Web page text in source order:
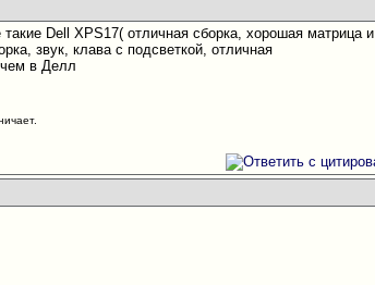
Dell XPS17( отличная сборка, хорошая матрица и
звук, клава с подсветкой, отличная
в Делл